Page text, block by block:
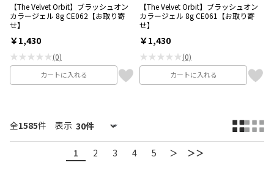
【The Velvet Orbit】ブラッシュオン
カラージェル 8g CE062【お取り寄
せ】
￥1,430
★★★★★(0)
カートに入れる
【The Velvet Orbit】ブラッシュオン
カラージェル 8g CE061【お取り寄
せ】
￥1,430
★★★★★(0)
カートに入れる
全1585件 表示
1 2 3 4 5 ＞ ＞＞